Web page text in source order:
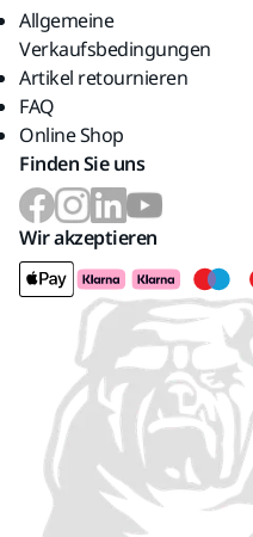
Allgemeine
Verkaufsbedingungen
Artikel retournieren
FAQ
Online Shop
Finden Sie uns
Wir akzeptieren